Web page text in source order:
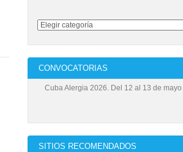
CONVOCATORIAS
Cuba Alergia 2026. Del 12 al 13 de mayo
SITIOS RECOMENDADOS